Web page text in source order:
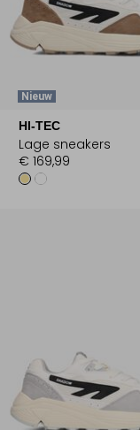
Nieuw
HI-TEC
Lage sneakers
€ 169,99